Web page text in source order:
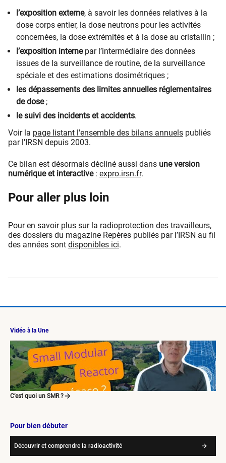
l’exposition externe, à savoir les données relatives à la
dose corps entier, la dose neutrons pour les activités
concernées, la dose extrémités et à la dose au cristallin ;
l’exposition internepar l’intermédiaire des données
issues de la surveillance de routine, de la surveillance
spéciale et des estimations dosimétriques ;
les dépassements des limites annuelles réglementaires
de dose;
le suivi des incidents et accidents.
Voir la page listant l'ensemble des bilans annuels publiés
par l'IRSN depuis 2003.
Ce bilan est désormais décliné aussi dans une version
numérique et interactive: expro.irsn.fr.
Pour aller plus loin
Pour en savoir plus sur la radioprotection des travailleurs,
des dossiers du magazine Repères publiés par l’IRSN au fil
des années sont disponibles ici.
Vidéo à la Une
C’est quoi un SMR ?
Pour bien débuter
Découvrir et comprendre la radioactivité